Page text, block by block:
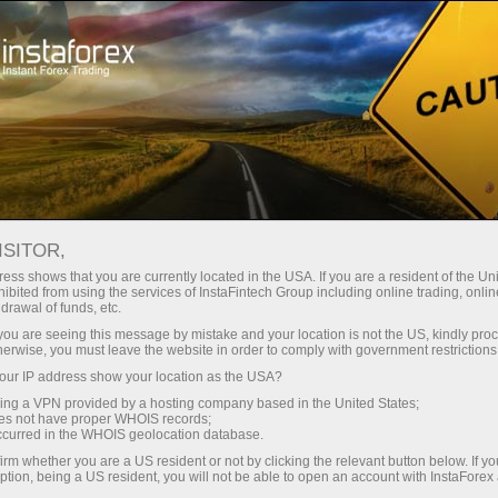
انسٹا فاریکس کے ساتھ، آپ
حاصل کرتے ہیں: 1:5000 تک کا فائدہ،
مارکیٹ میں کچھ بہترین اسپریڈز اور
کمیشنز، اور ٹریڈنگ اسٹاک اور انڈیکس
کے لیے فائدہ مند حالات۔
مختصر
30% بونس
ہر ڈیپازٹ پر
رفتار
تجارت اور ہائی ویز پر
shows that you are currently located in the USA. If you are a resident of the
from using the services of InstaFintech Group including online trading,
of funds, etc.
are seeing this message by mistake and your location is not the US, kindly
you must leave the website in order to comply with government
IP address show your location as the USA?
a VPN provided by a hosting company based in the United States;
not have proper WHOIS records;
in the WHOIS geolocation database.
whether you are a US resident or not by clicking the relevant button below. If
being a US resident, you will not be able to open an account with InstaForex